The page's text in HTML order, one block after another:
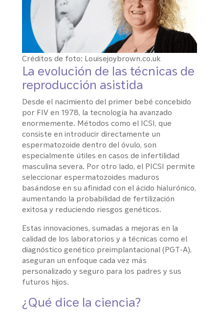
Créditos de foto: Louisejoybrown.co.uk
La evolución de las técnicas de
reproducción asistida
Desde el nacimiento del primer bebé concebido
por FIV en 1978, la tecnología ha avanzado
enormemente. Métodos como el ICSI, que
consiste en introducir directamente un
espermatozoide dentro del óvulo, son
especialmente útiles en casos de infertilidad
masculina severa. Por otro lado, el PICSI permite
seleccionar espermatozoides maduros
basándose en su afinidad con el ácido hialurónico,
aumentando la probabilidad de fertilización
exitosa y reduciendo riesgos genéticos.
Estas innovaciones, sumadas a mejoras en la
calidad de los laboratorios y a técnicas como el
diagnóstico genético preimplantacional (PGT-A),
aseguran un enfoque cada vez más
personalizado y seguro para los padres y sus
futuros hijos.
¿Qué dice la ciencia?